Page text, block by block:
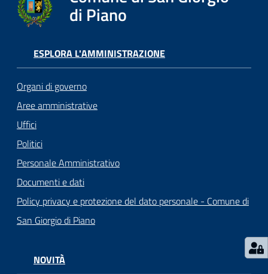
o
n
e
Tutti
gli
argomenti...
di Piano
ESPLORA L'AMMINISTRAZIONE
Organi di governo
Aree amministrative
Uffici
Politici
Personale Amministrativo
Documenti e dati
Policy privacy e protezione del dato personale - Comune di
San Giorgio di Piano
NOVITÀ